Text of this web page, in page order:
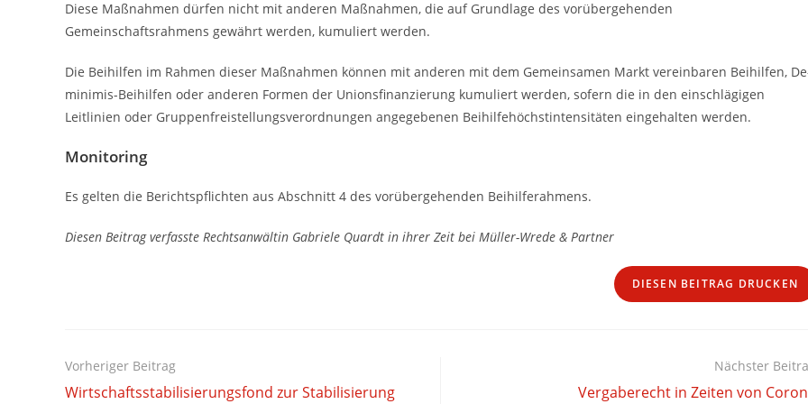
Diese Maßnahmen dürfen nicht mit anderen Maßnahmen, die auf Grundlage des vorübergehenden
Gemeinschaftsrahmens gewährt werden, kumuliert werden.
Die Beihilfen im Rahmen dieser Maßnahmen können mit anderen mit dem Gemeinsamen Markt vereinbaren Beihilfen,
minimis-Beihilfen oder anderen Formen der Unionsfinanzierung kumuliert werden, sofern die in den einschlägigen
Leitlinien oder Gruppenfreistellungsverordnungen angegebenen Beihilfehöchstintensitäten eingehalten werden.
Monitoring
Es gelten die Berichtspflichten aus Abschnitt 4 des vorübergehenden Beihilferahmens.
Diesen Beitrag verfasste Rechtsanwältin Gabriele Quardt in ihrer Zeit bei Müller-Wrede & Partner
DIESEN BEITRAG DRUCKEN
Weitere
ansehen
Vorheriger Beitrag
Wirtschaftsstabilisierungsfond zur Stabilisierung
Nächster
Vergaberecht in Zeiten von